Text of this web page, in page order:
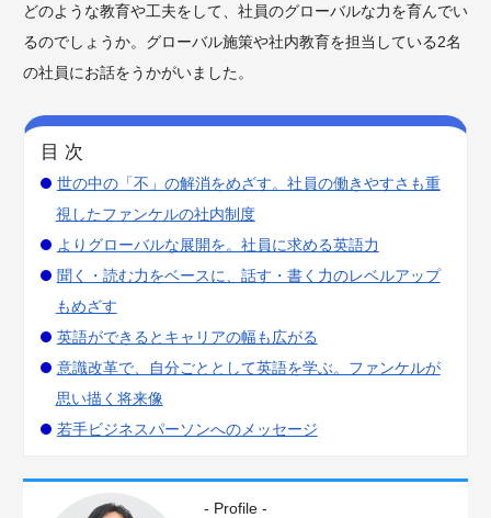
どのような教育や工夫をして、社員のグローバルな力を育んでい
るのでしょうか。グローバル施策や社内教育を担当している2名
の社員にお話をうかがいました。
目 次
世の中の「不」の解消をめざす。社員の働きやすさも重
視したファンケルの社内制度
よりグローバルな展開を。社員に求める英語力
聞く・読む力をベースに、話す・書く力のレベルアップ
もめざす
英語ができるとキャリアの幅も広がる
意識改革で、自分ごととして英語を学ぶ。ファンケルが
思い描く将来像
若手ビジネスパーソンへのメッセージ
- Profile -